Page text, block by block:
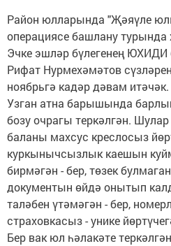
Район юлларында "Җәяүле
операциясе башлану турында
Эчке эшләр бүлегенең ЮХИДИ
Рифат Нурмехәмәтов
ноябрьгә кадәр дәвам итәчәк.
Узган атна барышында
бозу очрагы теркәлгән.
баланы махсус креслосыз
куркынычсызлык каешын
бирмәгән - бер, төзек
документын өйдә онытып
таләбен үтәмәгән - бер,
страховкасыз - унике
Бер вак юл һәлакәте